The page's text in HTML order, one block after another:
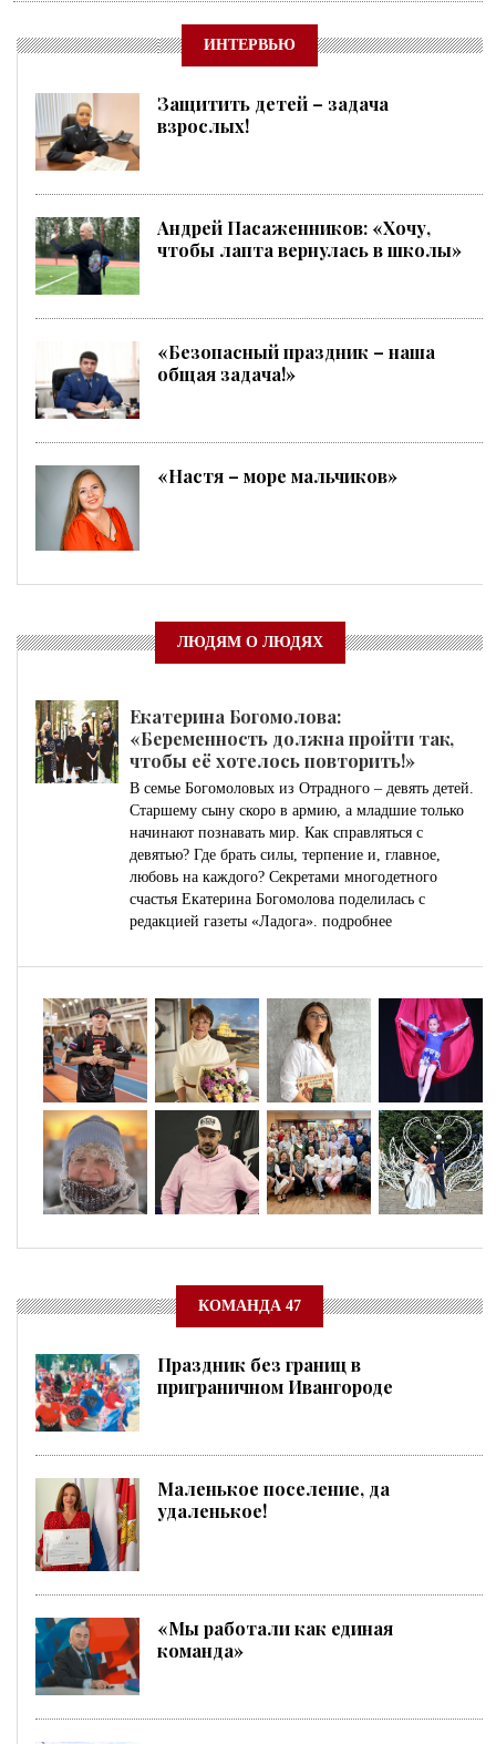
ИНТЕРВЬЮ
Защитить детей – задача
взрослых!
Андрей Пасаженников: «Хочу,
чтобы лапта вернулась в школы»
«Безопасный праздник – наша
общая задача!»
«Настя – море мальчиков»
ЛЮДЯМ О ЛЮДЯХ
Екатерина Богомолова:
«Беременность должна пройти так,
чтобы её хотелось повторить!»
В семье Богомоловых из Отрадного – девять детей.
Старшему сыну скоро в армию, а младшие только
начинают познавать мир. Как справляться с
девятью? Где брать силы, терпение и, главное,
любовь на каждого? Секретами многодетного
счастья Екатерина Богомолова поделилась с
редакцией газеты «Ладога». подробнее
КОМАНДА 47
Праздник без границ в
приграничном Ивангороде
Маленькое поселение, да
удаленькое!
«Мы работали как единая
команда»